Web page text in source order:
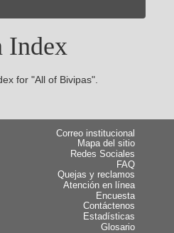
Index
for "All of Bivipas".
Correo institucional
Mapa del sitio
Redes Sociales
FAQ
Quejas y reclamos
Atención en línea
Encuesta
Contáctenos
Estadísticas
Glosario